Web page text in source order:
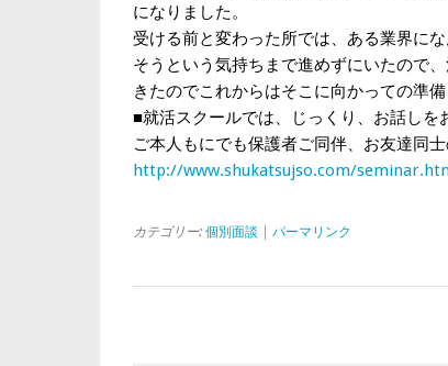
になりました。
受ける前と変わった所では、ある業界に
そうという気持ちまで進めずにいたので
きたのでこれからはそこに向かっての準
■就活スクールでは、じっくり、お話しを
ご本人もにでも保護者ご同伴、お友達同
http://www.shukatsujso.com/
カテゴリー: 個別面談 パーマリンク